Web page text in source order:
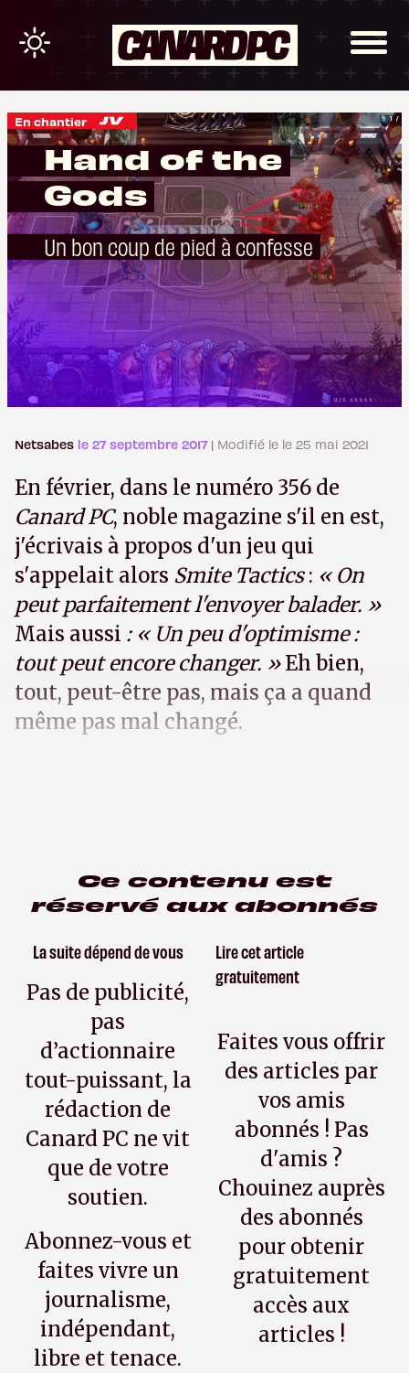
En chantier
Hand of the
Gods
Un bon coup de pied à confesse
Netsabes le 27 septembre 2017 | Modifié le le 25 mai 2021
En février, dans le numéro 356 de
Canard PC, noble magazine s'il en est,
j'écrivais à propos d'un jeu qui
s'appelait alors Smite Tactics: « On
peut parfaitement l'envoyer balader. »
Mais aussi : « Un peu d'optimisme :
tout peut encore changer. »Eh bien,
tout, peut-être pas, mais ça a quand
même pas mal changé.
Ce contenu est
réservé aux abonnés
La suite dépend de vous
Pas de publicité,
pas
d’actionnaire
tout-puissant, la
rédaction de
Canard PC ne vit
que de votre
soutien.
Abonnez-vous et
faites vivre un
journalisme,
indépendant,
libre et tenace.
Lire cet article
gratuitement
Faites vous offrir
des articles par
vos amis
abonnés ! Pas
d'amis ?
Chouinez auprès
des abonnés
pour obtenir
gratuitement
accès aux
articles !